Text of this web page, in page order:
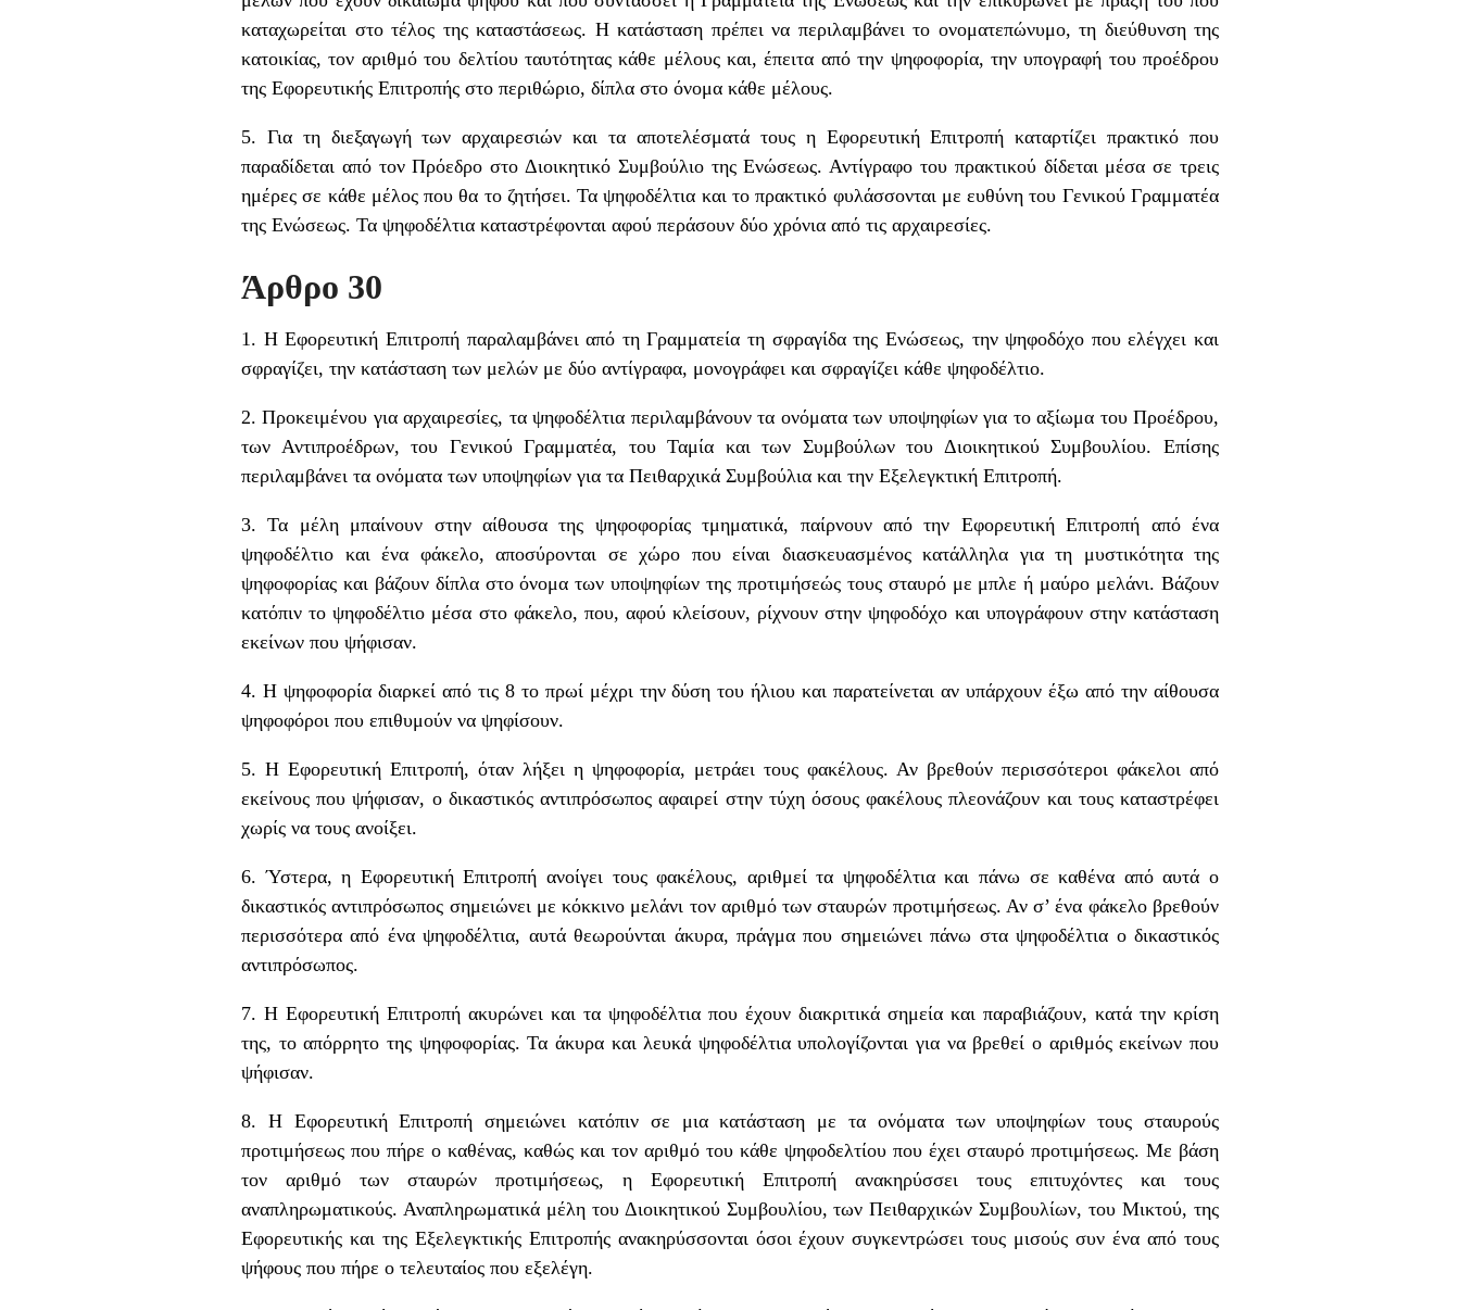
καταχωρείται στο τέλος της καταστάσεως. Η κατάσταση πρέπει να περιλαμβάνει το ονοματεπώνυμο, τη διεύθυνση της
κατοικίας, τον αριθμό του δελτίου ταυτότητας κάθε μέλους και, έπειτα από την ψηφοφορία, την υπογραφή του προέδρου
της Εφορευτικής Επιτροπής στο περιθώριο, δίπλα στο όνομα κάθε μέλους.
5. Για τη διεξαγωγή των αρχαιρεσιών και τα αποτελέσματά τους η Εφορευτική Επιτροπή καταρτίζει πρακτικό που
παραδίδεται από τον Πρόεδρο στο Διοικητικό Συμβούλιο της Ενώσεως. Αντίγραφο του πρακτικού δίδεται μέσα σε τρεις
ημέρες σε κάθε μέλος που θα το ζητήσει. Τα ψηφοδέλτια και το πρακτικό φυλάσσονται με ευθύνη του Γενικού Γραμματέα
της Ενώσεως. Τα ψηφοδέλτια καταστρέφονται αφού περάσουν δύο χρόνια από τις αρχαιρεσίες.
Άρθρο 30
1. Η Εφορευτική Επιτροπή παραλαμβάνει από τη Γραμματεία τη σφραγίδα της Ενώσεως, την ψηφοδόχο που ελέγχει και
σφραγίζει, την κατάσταση των μελών με δύο αντίγραφα, μονογράφει και σφραγίζει κάθε ψηφοδέλτιο.
2. Προκειμένου για αρχαιρεσίες, τα ψηφοδέλτια περιλαμβάνουν τα ονόματα των υποψηφίων για το αξίωμα του Προέδρου,
των Αντιπροέδρων, του Γενικού Γραμματέα, του Ταμία και των Συμβούλων του Διοικητικού Συμβουλίου. Επίσης
περιλαμβάνει τα ονόματα των υποψηφίων για τα Πειθαρχικά Συμβούλια και την Εξελεγκτική Επιτροπή.
3. Τα μέλη μπαίνουν στην αίθουσα της ψηφοφορίας τμηματικά, παίρνουν από την Εφορευτική Επιτροπή από ένα
ψηφοδέλτιο και ένα φάκελο, αποσύρονται σε χώρο που είναι διασκευασμένος κατάλληλα για τη μυστικότητα της
ψηφοφορίας και βάζουν δίπλα στο όνομα των υποψηφίων της προτιμήσεώς τους σταυρό με μπλε ή μαύρο μελάνι. Βάζουν
κατόπιν το ψηφοδέλτιο μέσα στο φάκελο, που, αφού κλείσουν, ρίχνουν στην ψηφοδόχο και υπογράφουν στην κατάσταση
εκείνων που ψήφισαν.
4. Η ψηφοφορία διαρκεί από τις 8 το πρωί μέχρι την δύση του ήλιου και παρατείνεται αν υπάρχουν έξω από την αίθουσα
ψηφοφόροι που επιθυμούν να ψηφίσουν.
5. Η Εφορευτική Επιτροπή, όταν λήξει η ψηφοφορία, μετράει τους φακέλους. Αν βρεθούν περισσότεροι φάκελοι από
εκείνους που ψήφισαν, ο δικαστικός αντιπρόσωπος αφαιρεί στην τύχη όσους φακέλους πλεονάζουν και τους καταστρέφει
χωρίς να τους ανοίξει.
6. Ύστερα, η Εφορευτική Επιτροπή ανοίγει τους φακέλους, αριθμεί τα ψηφοδέλτια και πάνω σε καθένα από αυτά ο
δικαστικός αντιπρόσωπος σημειώνει με κόκκινο μελάνι τον αριθμό των σταυρών προτιμήσεως. Αν σ’ ένα φάκελο βρεθούν
περισσότερα από ένα ψηφοδέλτια, αυτά θεωρούνται άκυρα, πράγμα που σημειώνει πάνω στα ψηφοδέλτια ο δικαστικός
αντιπρόσωπος.
7. Η Εφορευτική Επιτροπή ακυρώνει και τα ψηφοδέλτια που έχουν διακριτικά σημεία και παραβιάζουν, κατά την κρίση
της, το απόρρητο της ψηφοφορίας. Τα άκυρα και λευκά ψηφοδέλτια υπολογίζονται για να βρεθεί ο αριθμός εκείνων που
ψήφισαν.
8. Η Εφορευτική Επιτροπή σημειώνει κατόπιν σε μια κατάσταση με τα ονόματα των υποψηφίων τους σταυρούς
προτιμήσεως που πήρε ο καθένας, καθώς και τον αριθμό του κάθε ψηφοδελτίου που έχει σταυρό προτιμήσεως. Με βάση
τον αριθμό των σταυρών προτιμήσεως, η Εφορευτική Επιτροπή ανακηρύσσει τους επιτυχόντες και τους
αναπληρωματικούς. Αναπληρωματικά μέλη του Διοικητικού Συμβουλίου, των Πειθαρχικών Συμβουλίων, του Μικτού, της
Εφορευτικής και της Εξελεγκτικής Επιτροπής ανακηρύσσονται όσοι έχουν συγκεντρώσει τους μισούς συν ένα από τους
ψήφους που πήρε ο τελευταίος που εξελέγη.